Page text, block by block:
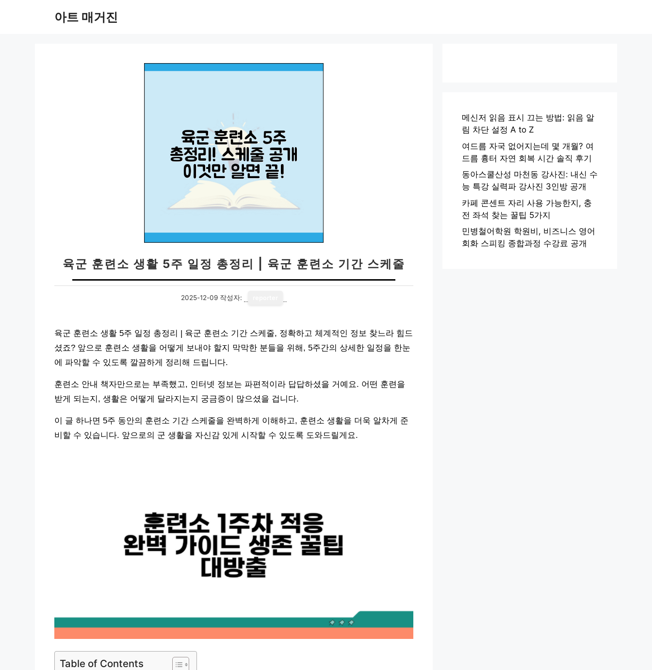
아트 매거진
육군 훈련소 생활 5주 일정 총정리 | 육군 훈련소 기간 스케줄
2025-12-09 작성자:
육군 훈련소 생활 5주 일정 총정리 | 육군 훈련소 기간 스케줄, 정확하고 체계적인 정보 찾느라 힘드
셨죠? 앞으로 훈련소 생활을 어떻게 보내야 할지 막막한 분들을 위해, 5주간의 상세한 일정을 한눈
에 파악할 수 있도록 깔끔하게 정리해 드립니다.
훈련소 안내 책자만으로는 부족했고, 인터넷 정보는 파편적이라 답답하셨을 거예요. 어떤 훈련을
받게 되는지, 생활은 어떻게 달라지는지 궁금증이 많으셨을 겁니다.
이 글 하나면 5주 동안의 훈련소 기간 스케줄을 완벽하게 이해하고, 훈련소 생활을 더욱 알차게 준
비할 수 있습니다. 앞으로의 군 생활을 자신감 있게 시작할 수 있도록 도와드릴게요.
Table of Contents
메신저 읽음 표시 끄는 방법: 읽음 알
림 차단 설정 A to Z
여드름 자국 없어지는데 몇 개월? 여
드름 흉터 자연 회복 시간 솔직 후기
동아스쿨산성 마천동 강사진: 내신 수
능 특강 실력파 강사진 3인방 공개
카페 콘센트 자리 사용 가능한지, 충
전 좌석 찾는 꿀팁 5가지
민병철어학원 학원비, 비즈니스 영어
회화 스피킹 종합과정 수강료 공개